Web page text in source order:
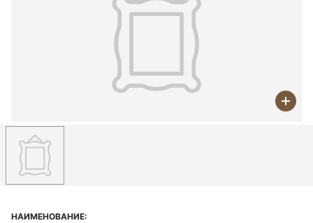
НАИМЕНОВАНИЕ: